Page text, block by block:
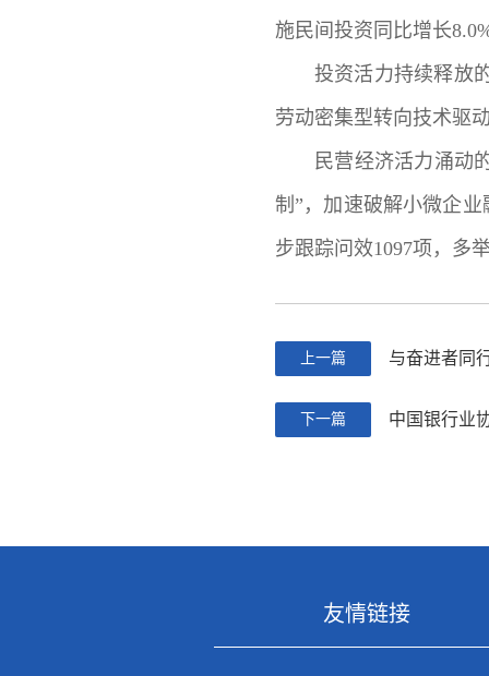
施民间投资同比增长
投资活力持续释放
劳动密集型转向技术驱
民营经济活力涌动
制”，加速破解小微企
步跟踪问效1097项，多
上一篇 与奋进者同
下一篇 中国银行业
友情链接